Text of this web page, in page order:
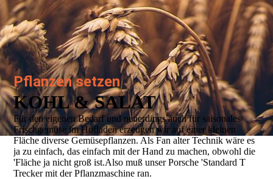
Pflanzen setzen
KOHL & SALAT
Für den eigenen Bedarf und neuerdings auch für saisonales
Frischgemüse im Hofladen erzeugen wir auf einer kleinen
Fläche diverse Gemüsepflanzen. Als Fan alter Technik wäre es
ja zu einfach, das einfach mit der Hand zu machen, obwohl die
'Fläche ja nicht groß ist.Also muß unser Porsche 'Standard T
Trecker mit der Pflanzmaschine ran.